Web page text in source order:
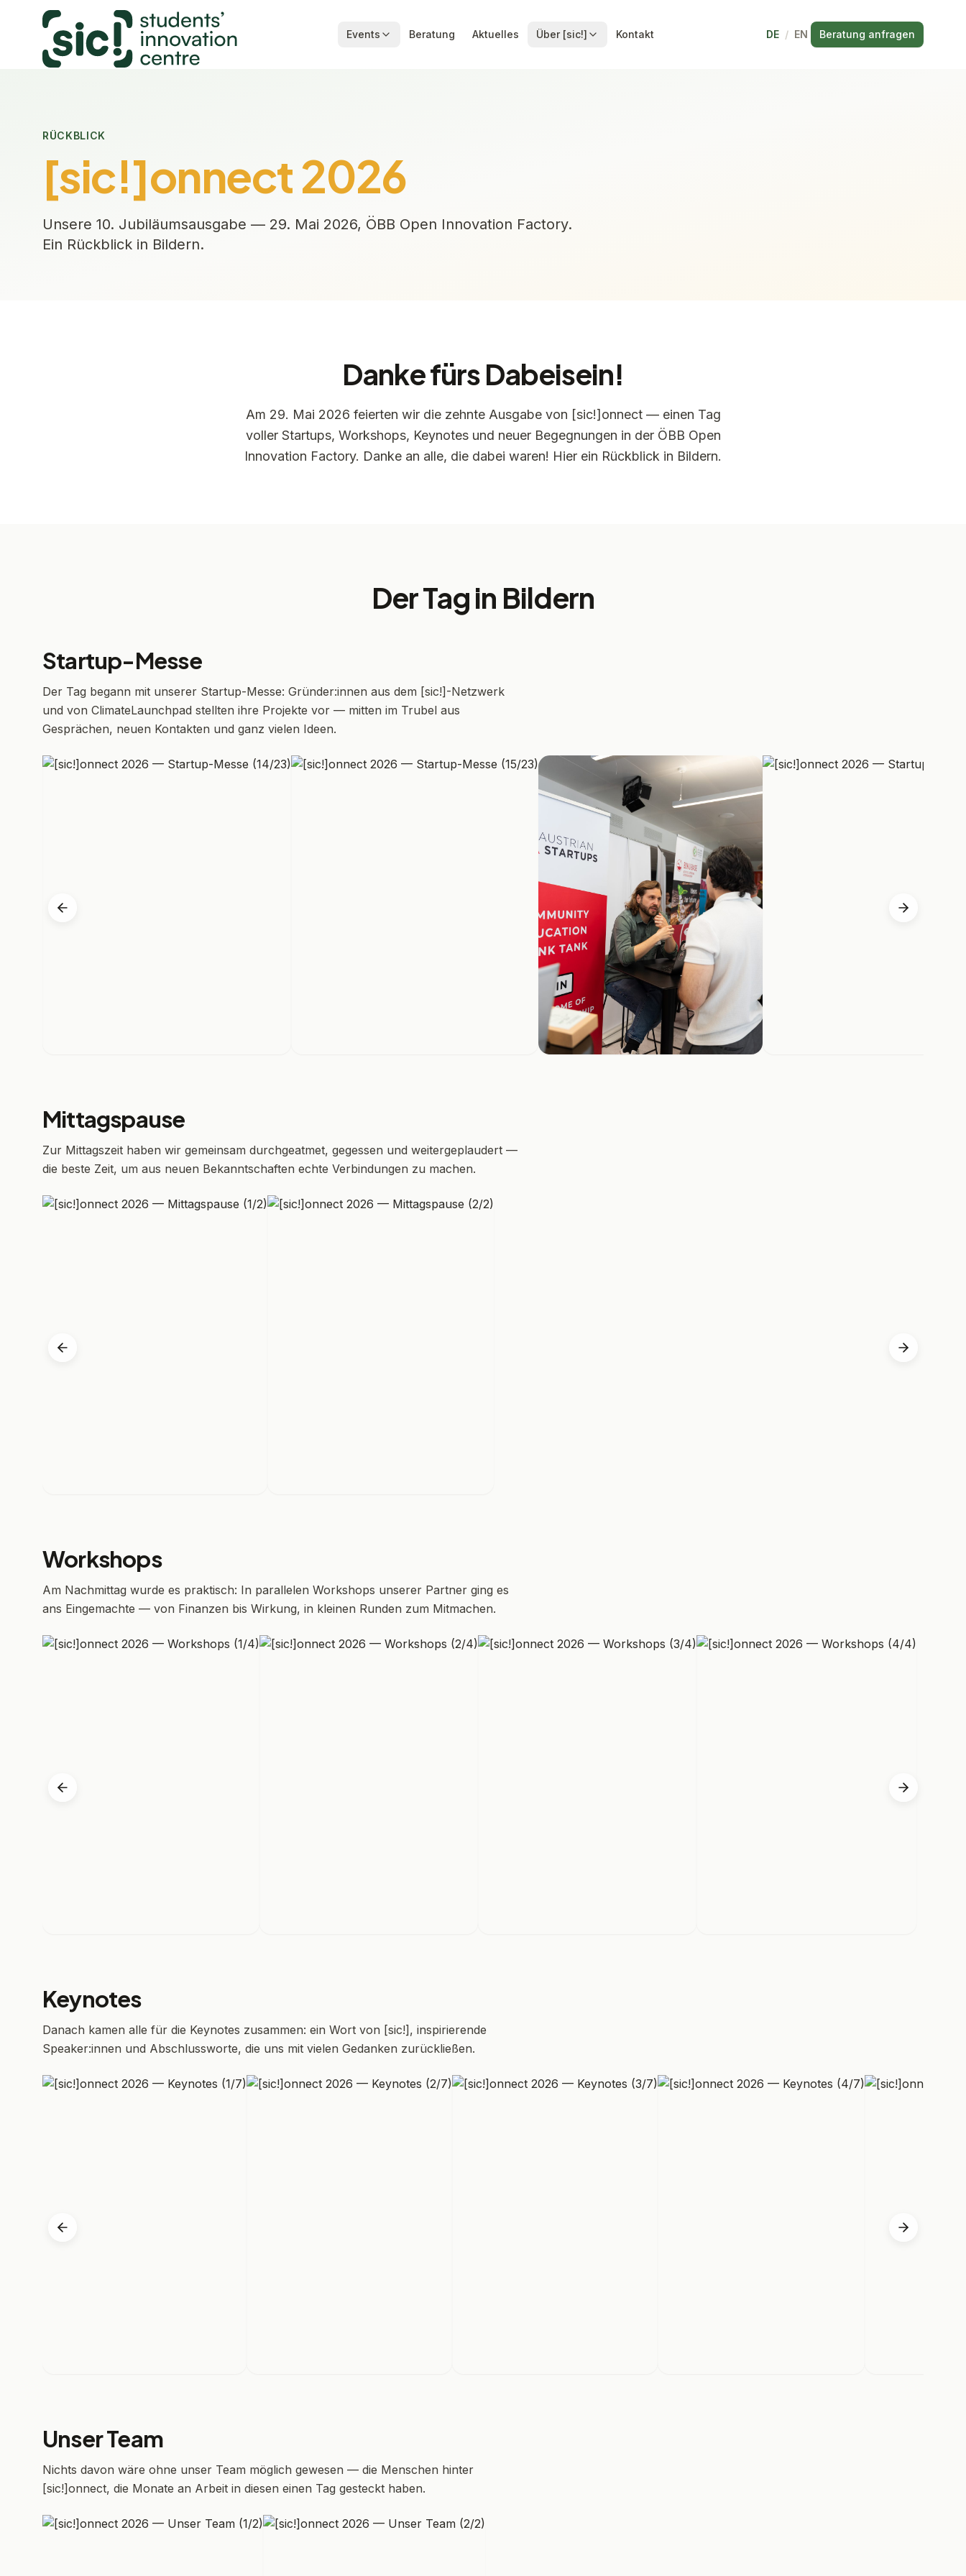
Events Beratung Aktuelles Über [sic!] Kontakt DE / EN Beratung anfragen
RÜCKBLICK
[sic!]onnect 2026
Unsere 10. Jubiläumsausgabe — 29. Mai 2026, ÖBB Open Innovation Factory.
Ein Rückblick in Bildern.
Danke fürs Dabeisein!
Am 29. Mai 2026 feierten wir die zehnte Ausgabe von [sic!]onnect — einen Tag
voller Startups, Workshops, Keynotes und neuer Begegnungen in der ÖBB Open
Innovation Factory. Danke an alle, die dabei waren! Hier ein Rückblick in Bildern.
Der Tag in Bildern
Startup-Messe
Der Tag begann mit unserer Startup-Messe: Gründer:innen aus dem [sic!]-Netzwerk
und von ClimateLaunchpad stellten ihre Projekte vor — mitten im Trubel aus
Gesprächen, neuen Kontakten und ganz vielen Ideen.
Mittagspause
Zur Mittagszeit haben wir gemeinsam durchgeatmet, gegessen und weitergeplaudert —
die beste Zeit, um aus neuen Bekanntschaften echte Verbindungen zu machen.
Workshops
Am Nachmittag wurde es praktisch: In parallelen Workshops unserer Partner ging es
ans Eingemachte — von Finanzen bis Wirkung, in kleinen Runden zum Mitmachen.
Keynotes
Danach kamen alle für die Keynotes zusammen: ein Wort von [sic!], inspirierende
Speaker:innen und Abschlussworte, die uns mit vielen Gedanken zurückließen.
Unser Team
Nichts davon wäre ohne unser Team möglich gewesen — die Menschen hinter
[sic!]onnect, die Monate an Arbeit in diesen einen Tag gesteckt haben.